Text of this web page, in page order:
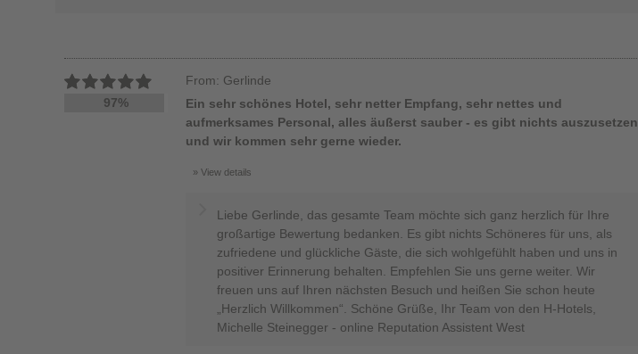
97%
From: Gerlinde
Ein sehr schönes Hotel, sehr netter Empfang, sehr nettes und
aufmerksames Personal, alles äußerst sauber - es gibt nichts auszusetzen
und wir kommen sehr gerne wieder.
View details
Liebe Gerlinde, das gesamte Team möchte sich ganz herzlich für Ihre
großartige Bewertung bedanken. Es gibt nichts Schöneres für uns, als
zufriedene und glückliche Gäste, die sich wohlgefühlt haben und uns in
positiver Erinnerung behalten. Empfehlen Sie uns gerne weiter. Wir
freuen uns auf Ihren nächsten Besuch und heißen Sie schon heute
„Herzlich Willkommen“. Schöne Grüße, Ihr Team von den H-Hotels,
Michelle Steinegger - online Reputation Assistent West